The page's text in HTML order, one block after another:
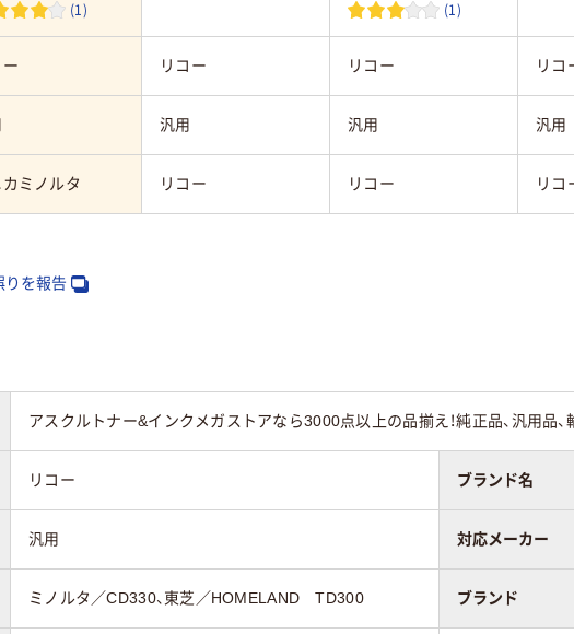
(1) (1)
ー リコー リコー リコ
汎用 汎用 汎用
カミノルタ リコー リコー リコ
りを報告
アスクルトナー&インクメガストアなら3000点以上の品揃え！純正品、汎用品
リコー ブランド名
汎用 対応メーカー
ミノルタ／CD330、東芝／HOMELAND TD300 ブランド